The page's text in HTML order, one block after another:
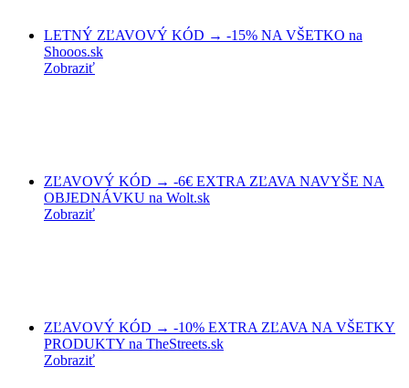
LETNÝ ZĽAVOVÝ KÓD → -15% NA VŠETKO na
Shooos.sk
Zobraziť
ZĽAVOVÝ KÓD → -6€ EXTRA ZĽAVA NAVYŠE NA
OBJEDNÁVKU na Wolt.sk
Zobraziť
ZĽAVOVÝ KÓD → -10% EXTRA ZĽAVA NA VŠETKY
PRODUKTY na TheStreets.sk
Zobraziť